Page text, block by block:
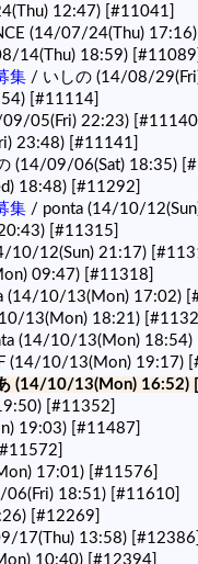
12:47) [#11041]
(14/07/24(Thu)
14(Thu) 18:59)
集 / いしの (14/08/
[#11114]
05(Fri) 22:23)
23:48) [#11141]
(14/09/06(Sat) 18:35)
18:48) [#11292]
集 / ponta (14/10/
[#11315]
10/12(Sun) 21:17)
09:47) [#11318]
(14/10/13(Mon) 17:02)
13(Mon) 18:21)
(14/10/13(Mon) 18:54)
(14/10/13(Mon) 19:17)
(14/10/13(Mon) 16:52)
[#11352]
19:03) [#11487]
[#11572]
17:01) [#11576]
18:51) [#11610]
[#12269]
17(Thu) 13:58)
10:40) [#12394]